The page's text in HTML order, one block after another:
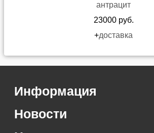
антрацит
23000 руб.
+доставка
Информация
Новости